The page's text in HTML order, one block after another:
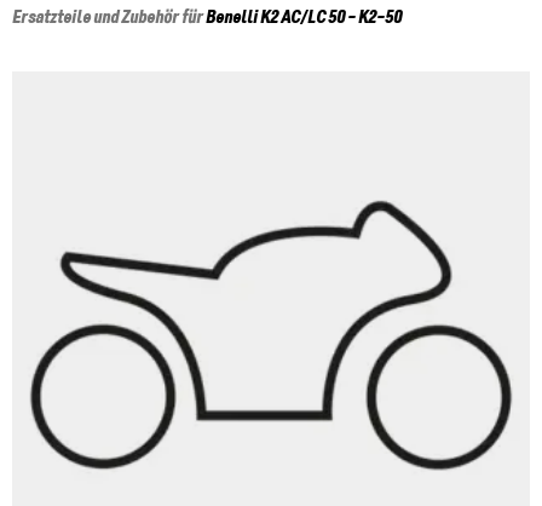
Ersatzteile und Zubehör fürBenelliK2 AC/LC 50 - K2-50